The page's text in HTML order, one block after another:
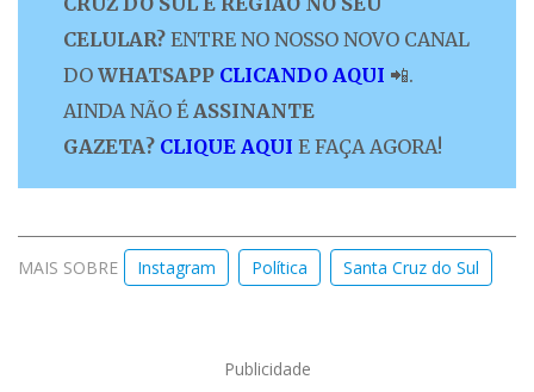
CELULAR? ENTRE NO NOSSO NOVO CANAL
DO WHATSAPP CLICANDO AQUI 📲.
AINDA NÃO É ASSINANTE
GAZETA? CLIQUE AQUI E FAÇA AGORA!
MAIS SOBRE Instagram Política Santa Cruz do Sul
Publicidade